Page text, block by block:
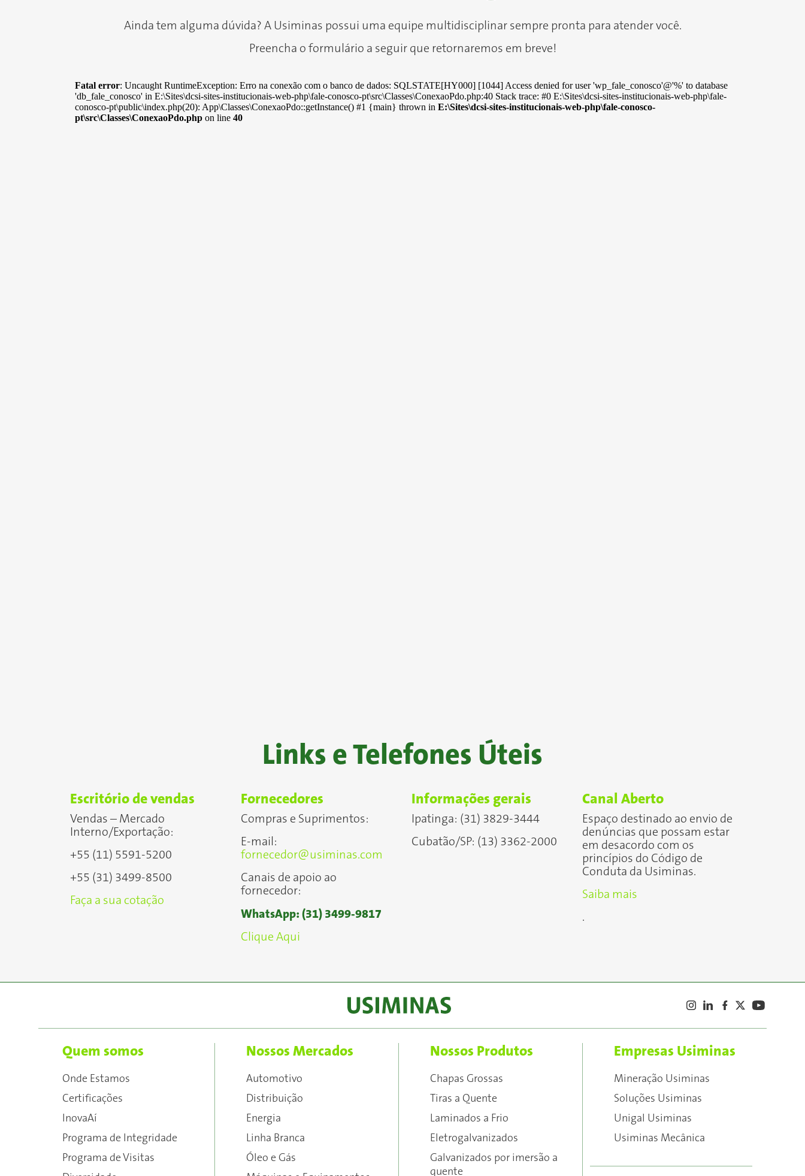
Ainda tem alguma dúvida? A Usiminas possui uma equipe multidisciplinar sempre pronta para atender você.
Preencha o formulário a seguir que retornaremos em breve!
Links e Telefones Úteis
Escritório de vendas
Vendas – Mercado
Interno/Exportação:
+55 (11) 5591-5200
+55 (31) 3499-8500
Faça a sua cotação
Fornecedores
Compras e Suprimentos:
E-mail:
fornecedor@usiminas.com
Canais de apoio ao
fornecedor:
WhatsApp: (31) 3499‑9817
Clique Aqui
Informações gerais
Ipatinga: (31) 3829-3444
Cubatão/SP: (13) 3362-2000
Canal Aberto
Espaço destinado ao envio de
denúncias que possam estar
em desacordo com os
princípios do Código de
Conduta da Usiminas.
Saiba mais
.
Quem somos
Onde Estamos
Certificações
InovaAí
Programa de Integridade
Programa de Visitas
Nossos Mercados
Automotivo
Distribuição
Energia
Linha Branca
Óleo e Gás
Nossos Produtos
Chapas Grossas
Tiras a Quente
Laminados a Frio
Eletrogalvanizados
Galvanizados por imersão a
quente
Empresas Usiminas
Mineração Usiminas
Soluções Usiminas
Unigal Usiminas
Usiminas Mecânica